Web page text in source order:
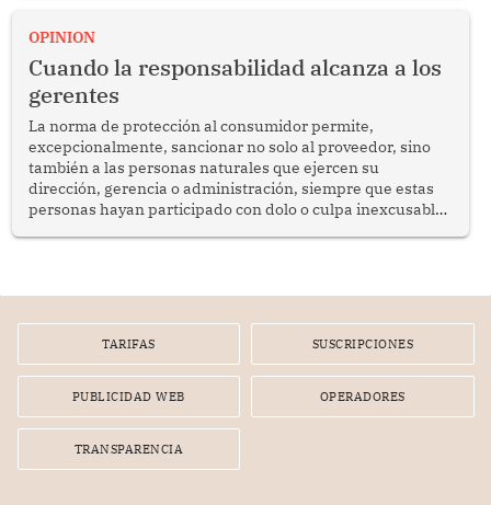
enfrenta desafíos en materia de desarrollo, cohesión
OPINION
Cuando la responsabilidad alcanza a los
gerentes
La norma de protección al consumidor permite,
excepcionalmente, sancionar no solo al proveedor, sino
también a las personas naturales que ejercen su
dirección, gerencia o administración, siempre que estas
personas hayan participado con dolo o culpa inexcusable
por la frustrada realización de un meet and greet con
TARIFAS SUSCRIPCIONES
PUBLICIDAD WEB OPERADORES
TRANSPARENCIA